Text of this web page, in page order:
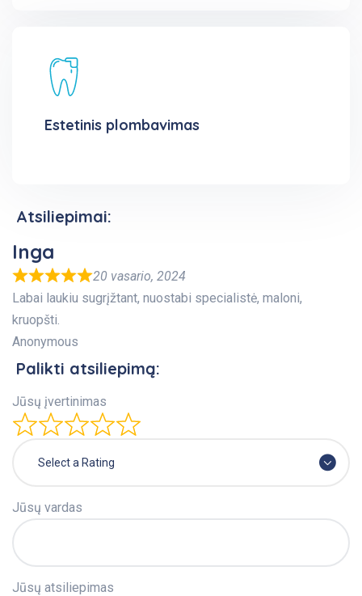
Estetinis plombavimas
Atsiliepimai:
Inga
20 vasario, 2024
Labai laukiu sugrįžtant, nuostabi specialistė, maloni,
kruopšti.
Anonymous
Palikti atsiliepimą:
Jūsų įvertinimas
Select a Rating
Jūsų vardas
Jūsų atsiliepimas